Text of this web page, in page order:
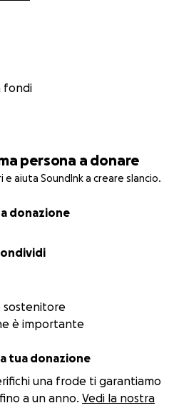
persona a donare
e aiuta SoundInk a creare slancio.
donazione
sostenitore
è importante
tua donazione
una frode ti garantiamo
a un anno. Vedi la nostra
strada nel mondo della
del futuro e qui.
fondi